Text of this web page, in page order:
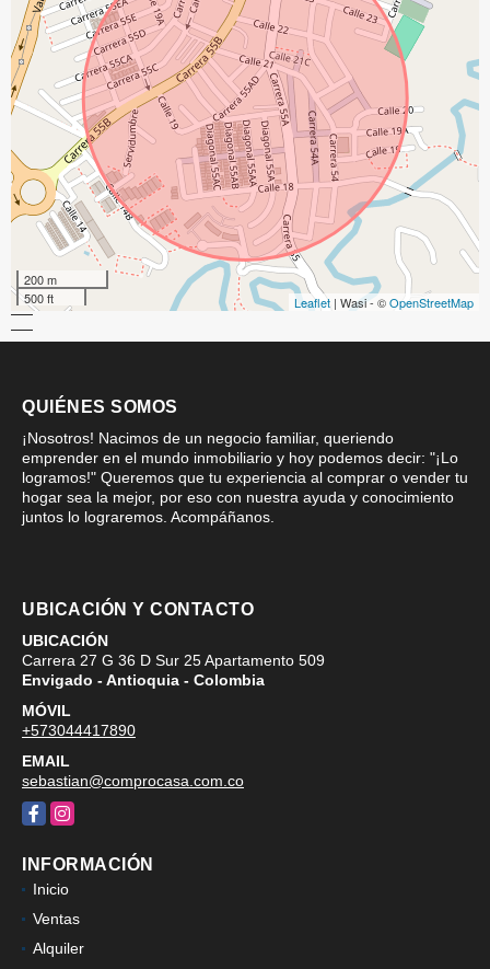
200 m
500 ft
Leaflet | Wasi - ©OpenStreetMap
QUIÉNES SOMOS
¡Nosotros! Nacimos de un negocio familiar, queriendo
emprender en el mundo inmobiliario y hoy podemos decir: "¡Lo
logramos!" Queremos que tu experiencia al comprar o vender tu
hogar sea la mejor, por eso con nuestra ayuda y conocimiento
juntos lo lograremos. Acompáñanos.
UBICACIÓN Y CONTACTO
UBICACIÓN
Carrera 27 G 36 D Sur 25 Apartamento 509
Envigado - Antioquia - Colombia
MÓVIL
+573044417890
EMAIL
sebastian@comprocasa.com.co
FacebookInstagram
INFORMACIÓN
Inicio
Ventas
Alquiler